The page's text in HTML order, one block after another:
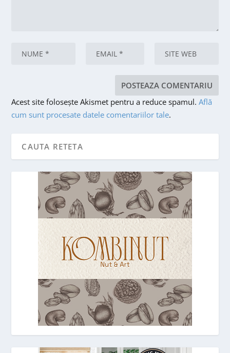
Acest site folosește Akismet pentru a reduce spamul.Află
cum sunt procesate datele comentariilor tale.